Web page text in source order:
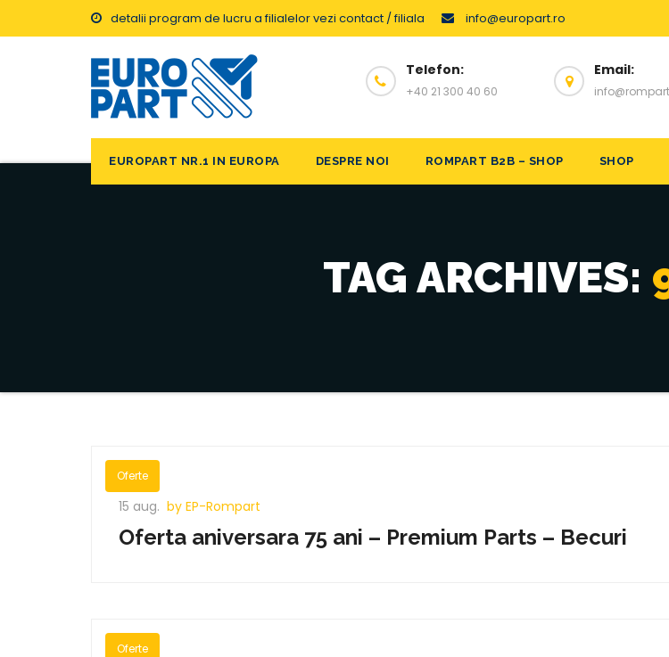
detalii program de lucru a filialelor vezi contact / filiala info@europart.ro
Telefon:
+40 21 300 40 60
Email:
EUROPART NR.1 IN EUROPA DESPRE NOI ROMPART B2B – SHOP SHOP
TAG ARCHIVES:
Oferte
15 aug. by EP-Rompart
Oferta aniversara 75 ani – Premium Parts – Becuri
Oferte